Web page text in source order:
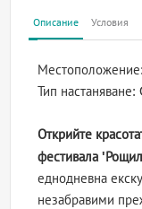
Описание Условия
Местоположение:
Тип настаняване:
Открийте
фестивала
еднодневна
незабравими